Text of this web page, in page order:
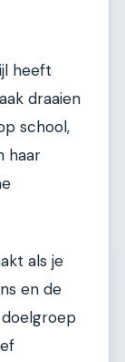
heeft
draaien
school,
haar
als je
en de